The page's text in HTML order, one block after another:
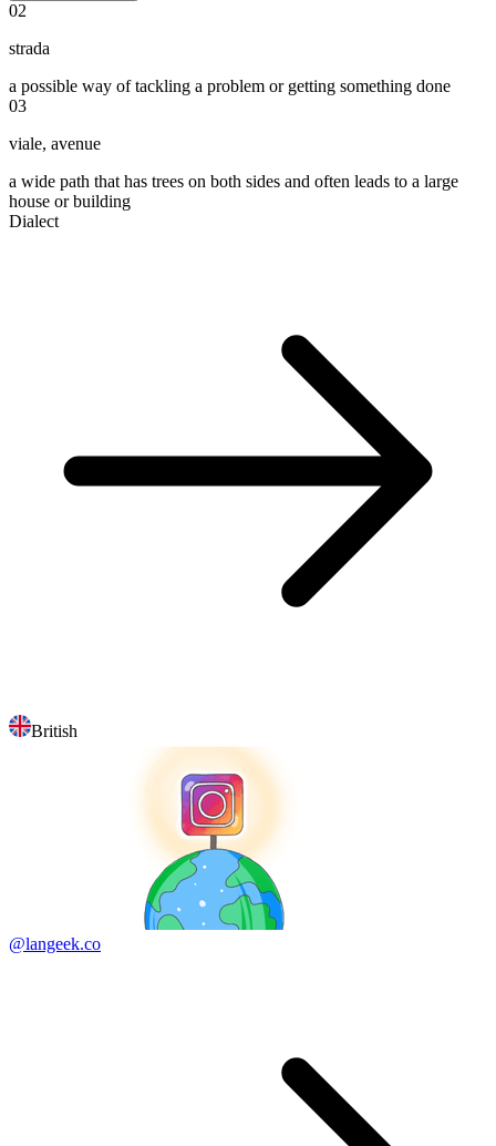
02
strada
a possible way of tackling a problem or getting something done
03
viale, avenue
a wide path that has trees on both sides and often leads to a large
house or building
Dialect
British
@langeek.co